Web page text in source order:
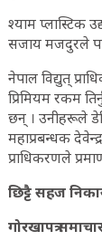
श्याम प्लास्टिक
सजाय मजदुरले
नेपाल विद्युत्
प्रिमियम रकम
छन् । उनीहरूले
महाप्रबन्धक
प्राधिकरणले
छिट्टै सहज
गोरखापत्र